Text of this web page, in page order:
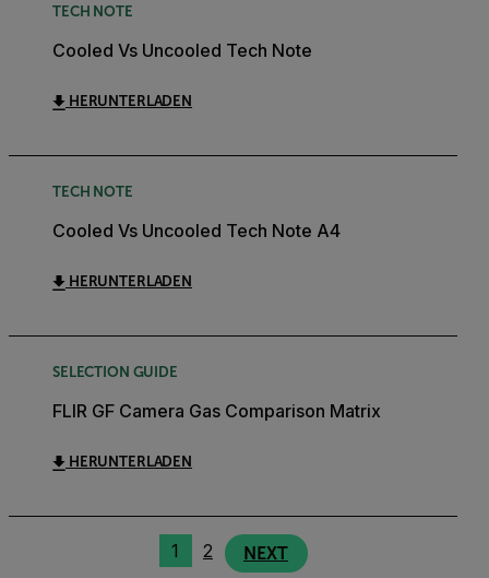
TECH NOTE
Cooled Vs Uncooled Tech Note
HERUNTERLADEN
TECH NOTE
Cooled Vs Uncooled Tech Note A4
HERUNTERLADEN
SELECTION GUIDE
FLIR GF Camera Gas Comparison Matrix
HERUNTERLADEN
1 2 NEXT